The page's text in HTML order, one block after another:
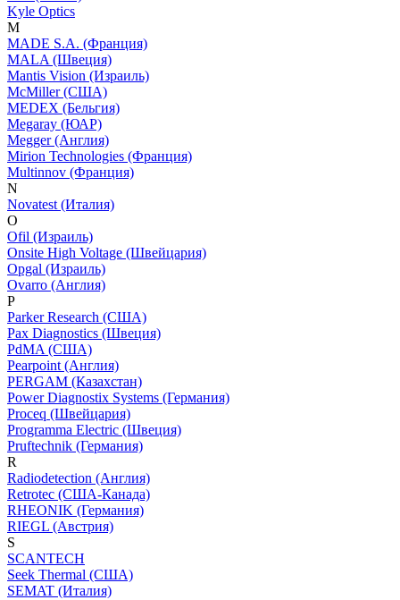
Kyle Optics
M
MADE S.A. (Франция)
MALA (Швеция)
Mantis Vision (Израиль)
McMiller (США)
MEDEX (Бельгия)
Megaray (ЮАР)
Megger (Англия)
Mirion Technologies (Франция)
Multinnov (Франция)
N
Novatest (Италия)
O
Ofil (Израиль)
Onsite High Voltage (Швейцария)
Opgal (Израиль)
Ovarro (Англия)
P
Parker Research (США)
Pax Diagnostics (Швеция)
PdMA (США)
Pearpoint (Англия)
PERGAM (Казахстан)
Power Diagnostix Systems (Германия)
Proceq (Швейцария)
Programma Electric (Швеция)
Pruftechnik (Германия)
R
Radiodetection (Англия)
Retrotec (США-Канада)
RHEONIK (Германия)
RIEGL (Австрия)
S
SCANTECH
Seek Thermal (США)
SEMAT (Италия)